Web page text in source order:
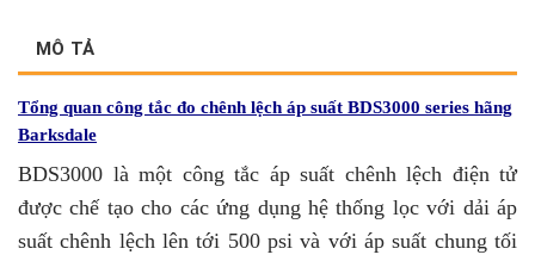
MÔ TẢ
Tổng quan công tắc đo chênh lệch áp suất BDS3000 series hãng
Barksdale
BDS3000 là một công tắc áp suất chênh lệch điện tử
được chế tạo cho các ứng dụng hệ thống lọc với dải áp
suất chênh lệch lên tới 500 psi và với áp suất chung tối